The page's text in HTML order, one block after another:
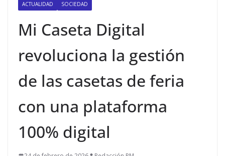
ACTUALIDAD SOCIEDAD
Mi Caseta Digital
revoluciona la gestión
de las casetas de feria
con una plataforma
100% digital